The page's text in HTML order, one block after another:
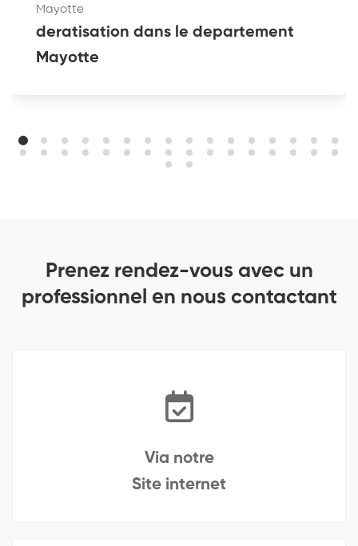
Mayotte
deratisation dans le departement
Mayotte
Prenez rendez-vous avec un
professionnel en nous contactant
Via notre
Site internet